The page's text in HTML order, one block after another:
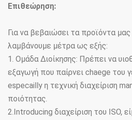
Επιθεώρηση:
Για να βεβαιώσει τα προϊόντα
λαμβάνουμε μέτρα ως εξής:
1. Ομάδα Διοίκησης: Πρέπει να
εξαγωγή που παίρνει chaege του
especailly η τεχνική διαχείριση
ποιότητας.
2.Introducing διαχείριση του ISO,